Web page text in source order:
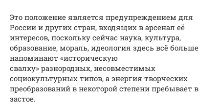
Это положение является предупреждением для
России и других стран, входящих в арсенал её
интересов, поскольку сейчас наука, культура,
образование, мораль, идеология здесь всё больше
напоминают «историческую
свалку» разнородных, несовместимых
социокультурных типов, а энергия творческих
преобразований в некоторой степени пребывает в
застое.